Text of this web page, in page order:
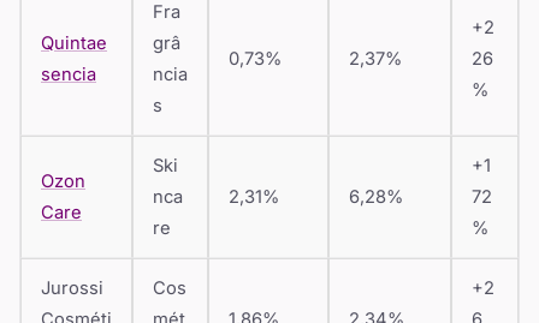
Quintae
sencia
Fra
grâ
ncia
s
0,73% 2,37%
+2
26
%
Ozon
Care
Ski
nca
re
2,31% 6,28%
+1
72
%
Jurossi
Cos
+2